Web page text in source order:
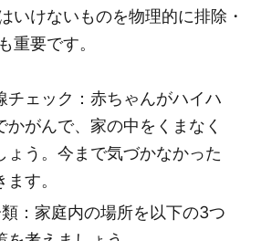
いけないものを物理的に排除・
重要です。
チェック：赤ちゃんがハイハ
かがんで、家の中をくまなく
ょう。今まで気づかなかった
す。
：家庭内の場所を以下の3つ